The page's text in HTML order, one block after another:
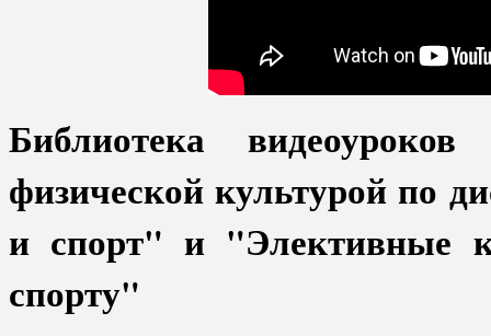
Библиотека
физической культурой по
и спорт" и "Элективные
спорту"